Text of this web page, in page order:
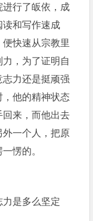
行了皈依，成
读和写作速成
快速从宗教里
，为了证明自
力还是挺顽强
，他的精神状态
回来，而他出去
外一个人，把原
愣的。
是多么坚定